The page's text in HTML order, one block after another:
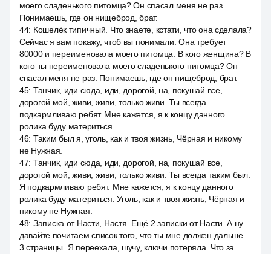
моего сладенького питомца? Он спасал меня не раз.
Понимаешь, где он нищеброд, брат.
44: Кошелёк типичный. Что знаете, кстати, что она сделала?
Сейчас я вам покажу, чтоб вы понимали. Она требует
80000 и переименовала моего питомца. В кого женщина? В
кого ты переименовала моего сладенького питомца? Он
спасал меня не раз. Понимаешь, где он нищеброд, брат.
45: Танчик, иди сюда, иди, дорогой, на, покушай все,
дорогой мой, живи, живи, только живи. Ты всегда
подкармливаю ребят. Мне кажется, я к концу данного
ролика буду материться.
46: Таким был я, уголь, как и твоя жизнь, Чёрная и никому
не Нужная.
47: Танчик, иди сюда, иди, дорогой, на, покушай все,
дорогой мой, живи, живи, только живи. Ты всегда таким был.
Я подкармливаю ребят. Мне кажется, я к концу данного
ролика буду материться. Уголь, как и твоя жизнь, Чёрная и
никому не Нужная.
48: Записка от Насти, Настя. Ещё 2 записки от Насти. А ну
давайте почитаем список того, что ты мне должен дальше.
3 страницы. Я переехала, шучу, ключи потеряла. Что за